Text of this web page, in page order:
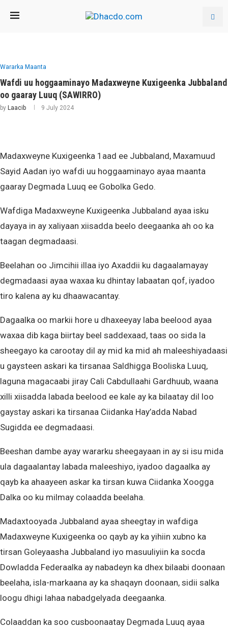
Wararka Maanta
Wafdi uu hoggaaminayo Madaxweyne Kuxigeenka Jubbaland
oo gaaray Luuq (SAWIRRO)
by Laacib 9 July 2024
Madaxweyne Kuxigeenka 1aad ee Jubbaland, Maxamuud
Sayid Aadan iyo wafdi uu hoggaaminayo ayaa maanta
gaaray Degmada Luuq ee Gobolka Gedo.
Wafdiga Madaxweyne Kuxigeenka Jubbaland ayaa isku
dayaya in ay xaliyaan xiisadda beelo deegaanka ah oo ka
taagan degmadaasi.
Beelahan oo Jimcihii illaa iyo Axaddii ku dagaalamayay
degmadaasi ayaa waxaa ku dhintay labaatan qof, iyadoo
tiro kalena ay ku dhaawacantay.
Dagaalka oo markii hore u dhaxeeyay laba beelood ayaa
waxaa dib kaga biirtay beel saddexaad, taas oo sida la
sheegayo ka carootay dil ay mid ka mid ah maleeshiyadaasi
u gaysteen askari ka tirsanaa Saldhigga Booliska Luuq,
laguna magacaabi jiray Cali Cabdullaahi Gardhuub, waana
xilli xiisadda labada beelood ee kale ay ka bilaatay dil loo
gaystay askari ka tirsanaa Ciidanka Hay’adda Nabad
Sugidda ee degmadaasi.
Beeshan dambe ayay wararku sheegayaan in ay si isu mida
ula dagaalantay labada maleeshiyo, iyadoo dagaalka ay
qayb ka ahaayeen askar ka tirsan kuwa Ciidanka Xoogga
Dalka oo ku milmay colaadda beelaha.
Madaxtooyada Jubbaland ayaa sheegtay in wafdiga
Madaxweyne Kuxigeenka oo qayb ay ka yihiin xubno ka
tirsan Goleyaasha Jubbaland iyo masuuliyiin ka socda
Dowladda Federaalka ay nabadeyn ka dhex bilaabi doonaan
beelaha, isla-markaana ay ka shaqayn doonaan, sidii salka
loogu dhigi lahaa nabadgelyada deegaanka.
Colaaddan ka soo cusboonaatay Degmada Luuq ayaa